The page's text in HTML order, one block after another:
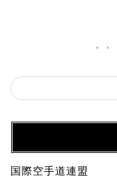
国際空手道連盟